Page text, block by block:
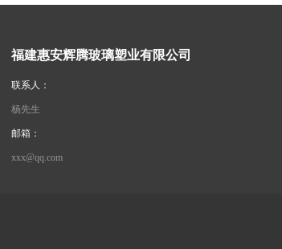
福建惠安辉腾玻璃塑业有限公司
联系人：
杨先生
邮箱：
xxx@qq.com